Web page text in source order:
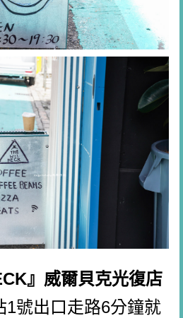
』威爾貝克光復店
1號出口走路6分鐘就